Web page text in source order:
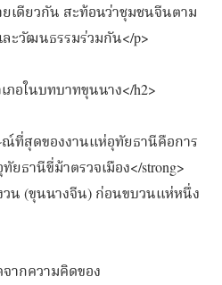
เดียวกัน สะท้อนว่าชุมชนจีนตาม
ะวัฒนธรรมร่วมกัน</p>
อในบทบาทขุนนาง</h2>
ที่สุดของงานแห่อุทัยธานีคือการ
ยธานีขี่ม้าตรวจเมือง</strong>
วน (ขุนนางจีน) ก่อนขบวนแห่หนึ่ง
ากความคิดของ